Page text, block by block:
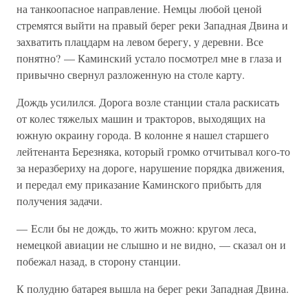
на танкоопасное направление. Немцы любой ценой
стремятся выйти на правый берег реки Западная Двина и
захватить плацдарм на левом берегу, у деревни. Все
понятно? — Каминский устало посмотрел мне в глаза и
привычно свернул разложенную на столе карту.
Дождь усилился. Дорога возле станции стала раскисать
от колес тяжелых машин и тракторов, выходящих на
южную окраину города. В колонне я нашел старшего
лейтенанта Березняка, который громко отчитывал кого-то
за неразбериху на дороге, нарушение порядка движения,
и передал ему приказание Каминского прибыть для
получения задачи.
— Если бы не дождь, то жить можно: кругом леса,
немецкой авиации не слышно и не видно, — сказал он и
побежал назад, в сторону станции.
К полудню батарея вышла на берег реки Западная Двина.